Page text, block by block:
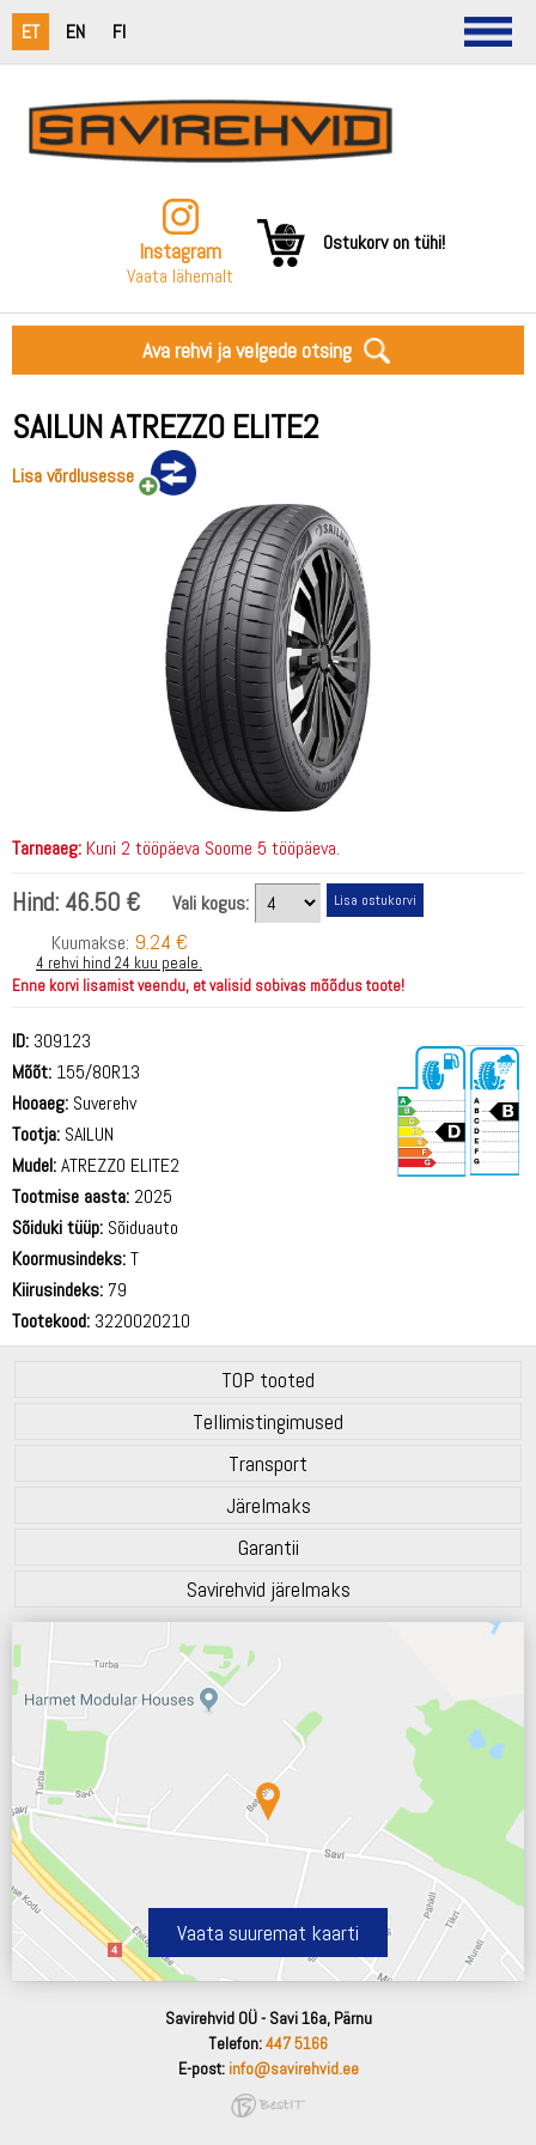
ET EN FI
Instagram
Vaata lähemalt
Ostukorv on tühi!
Ava rehvi ja velgede otsing
SAILUN ATREZZO ELITE2
Lisa võrdlusesse
Tarneaeg: Kuni 2 tööpäeva Soome 5 tööpäeva.
Hind: 46.50 €
Vali kogus:
Kuumakse: 9.24 €
4 rehvi hind 24 kuu peale.
Enne korvi lisamist veendu, et valisid sobivas mõõdus toote!
ID: 309123
Mõõt: 155/80R13
Hooaeg: Suverehv
Tootja: SAILUN
Mudel:ATREZZO ELITE2
Tootmise aasta: 2025
Sõiduki tüüp: Sõiduauto
Koormusindeks:T
Kiirusindeks: 79
Tootekood: 3220020210
TOP tooted
Tellimistingimused
Transport
Järelmaks
Garantii
Savirehvid järelmaks
Vaata suuremat kaarti
Savirehvid OÜ - Savi 16a, Pärnu
Telefon:447 5166
E-post: info@savirehvid.ee